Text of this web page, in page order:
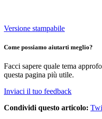
Versione stampabile
Come possiamo aiutarti meglio?
Facci sapere quale tema
questa pagina più utile.
Inviaci il tuo feedback
Condividi questo articolo: